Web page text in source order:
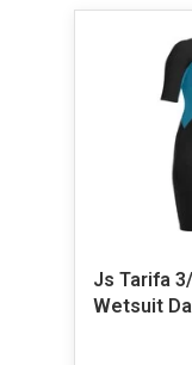
Js Tarifa
Wetsuit